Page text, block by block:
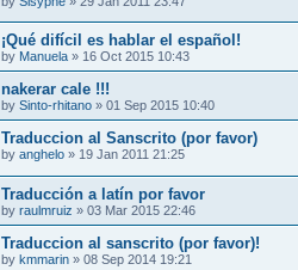
¡Qué difícil es hablar el español!
by Manuela » 16 Oct 2015 10:43
nakerar cale !!!
by Sinto-rhitano » 01 Sep 2015 10:40
Traduccion al Sanscrito (por favor)
by anghelo » 19 Jan 2011 21:25
Traducción a latín por favor
by raulmruiz » 03 Mar 2015 22:46
Traduccion al sanscrito (por favor)!
by kmmarin » 08 Sep 2014 19:21